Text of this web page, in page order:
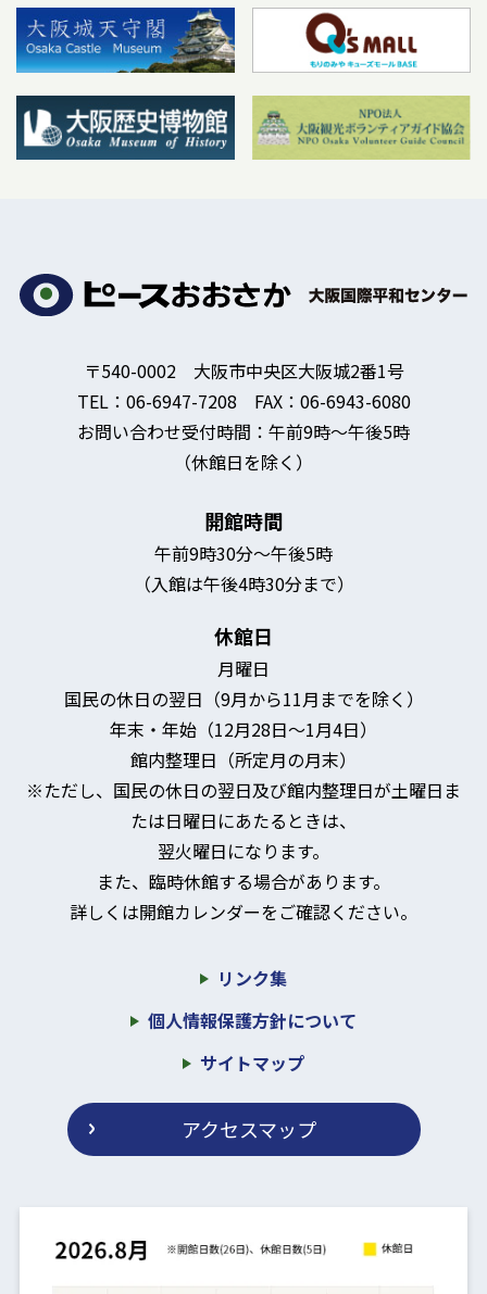
〒540-0002 大阪市中央区大阪城2番1号
TEL：06-6947-7208 FAX：06-6943-6080
お問い合わせ受付時間：午前9時～午後5時
（休館日を除く）
開館時間
午前9時30分～午後5時
（入館は午後4時30分まで）
休館日
月曜日
国民の休日の翌日（9月から11月までを除く）
年末・年始（12月28日～1月4日）
館内整理日（所定月の月末）
※ただし、国民の休日の翌日及び館内整理日が土曜日ま
たは日曜日にあたるときは、
翌火曜日になります。
また、臨時休館する場合があります。
詳しくは開館カレンダーをご確認ください。
リンク集
個人情報保護方針について
サイトマップ
アクセスマップ